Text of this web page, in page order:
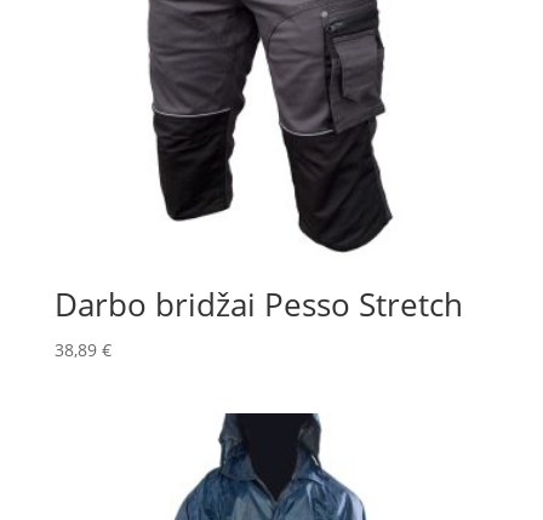
Darbo bridžai Pesso Stretch
38,89 €